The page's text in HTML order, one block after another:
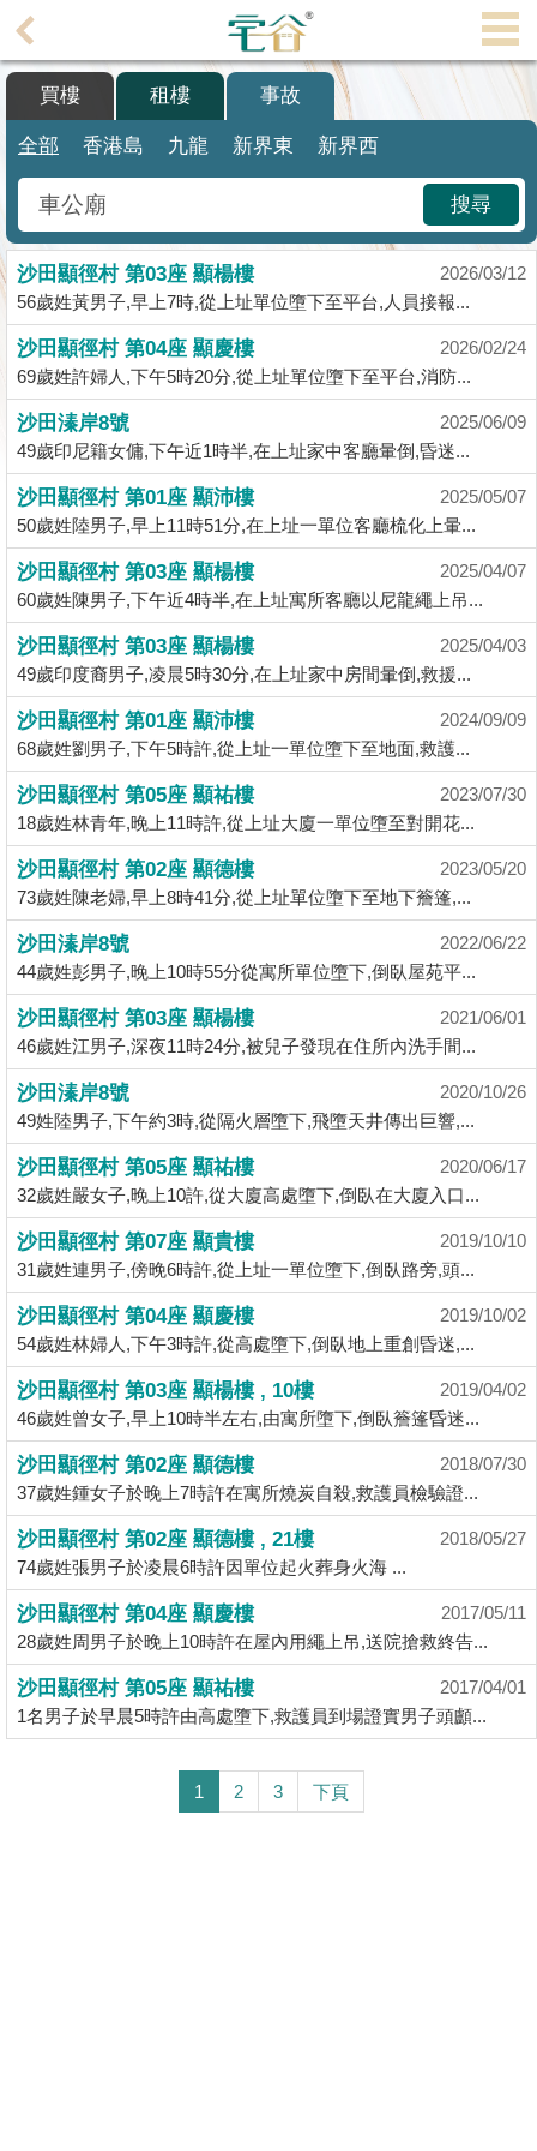
理
主
搵
樓/
成
交
業
主
放
盤
宅
谷
按
揭
地
產
博
客
地
產
新
聞
數
據
公
佈
置
業
手
冊
關
於
我
們
買樓 租樓 事故
全部 香港島 九龍 新界東 新界西
搜尋
沙田顯徑村 第03座 顯楊樓
2026/03/12
56歲姓黃男子,早上7時,從上址單位墮下至平台,人員接報...
沙田顯徑村 第04座 顯慶樓
2026/02/24
69歲姓許婦人,下午5時20分,從上址單位墮下至平台,消防...
沙田溱岸8號
2025/06/09
49歲印尼籍女傭,下午近1時半,在上址家中客廳暈倒,昏迷...
沙田顯徑村 第01座 顯沛樓
2025/05/07
50歲姓陸男子,早上11時51分,在上址一單位客廳梳化上暈...
沙田顯徑村 第03座 顯楊樓
2025/04/07
60歲姓陳男子,下午近4時半,在上址寓所客廳以尼龍繩上吊...
沙田顯徑村 第03座 顯楊樓
2025/04/03
49歲印度裔男子,凌晨5時30分,在上址家中房間暈倒,救援...
沙田顯徑村 第01座 顯沛樓
2024/09/09
68歲姓劉男子,下午5時許,從上址一單位墮下至地面,救護...
沙田顯徑村 第05座 顯祐樓
2023/07/30
18歲姓林青年,晚上11時許,從上址大廈一單位墮至對開花...
沙田顯徑村 第02座 顯德樓
2023/05/20
73歲姓陳老婦,早上8時41分,從上址單位墮下至地下簷篷,...
沙田溱岸8號
2022/06/22
44歲姓彭男子,晚上10時55分從寓所單位墮下,倒臥屋苑平...
沙田顯徑村 第03座 顯楊樓
2021/06/01
46歲姓江男子,深夜11時24分,被兒子發現在住所內洗手間...
沙田溱岸8號
2020/10/26
49姓陸男子,下午約3時,從隔火層墮下,飛墮天井傳出巨響,...
沙田顯徑村 第05座 顯祐樓
2020/06/17
32歲姓嚴女子,晚上10許,從大廈高處墮下,倒臥在大廈入口...
沙田顯徑村 第07座 顯貴樓
2019/10/10
31歲姓連男子,傍晚6時許,從上址一單位墮下,倒臥路旁,頭...
沙田顯徑村 第04座 顯慶樓
2019/10/02
54歲姓林婦人,下午3時許,從高處墮下,倒臥地上重創昏迷,...
沙田顯徑村 第03座 顯楊樓 , 10樓
2019/04/02
46歲姓曾女子,早上10時半左右,由寓所墮下,倒臥簷篷昏迷...
沙田顯徑村 第02座 顯德樓
2018/07/30
37歲姓鍾女子於晚上7時許在寓所燒炭自殺,救護員檢驗證...
沙田顯徑村 第02座 顯德樓 , 21樓
2018/05/27
74歲姓張男子於凌晨6時許因單位起火葬身火海 ...
沙田顯徑村 第04座 顯慶樓
2017/05/11
28歲姓周男子於晚上10時許在屋內用繩上吊,送院搶救終告...
沙田顯徑村 第05座 顯祐樓
2017/04/01
1名男子於早晨5時許由高處墮下,救護員到場證實男子頭顱...
1 2 3 下頁